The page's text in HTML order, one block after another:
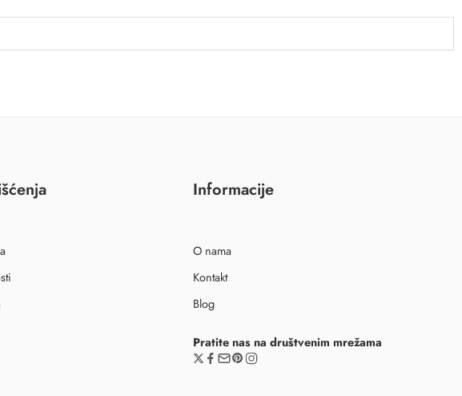
Informacije
O nama
Kontakt
Blog
Pratite nas na društvenim mrežama